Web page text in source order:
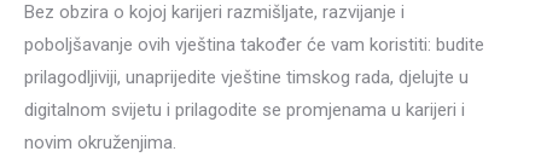
Bez obzira o kojoj karijeri razmišljate, razvijanje i
poboljšavanje ovih vještina također će vam koristiti: budite
prilagodljiviji, unaprijedite vještine timskog rada, djelujte u
digitalnom svijetu i prilagodite se promjenama u karijeri i
novim okruženjima.